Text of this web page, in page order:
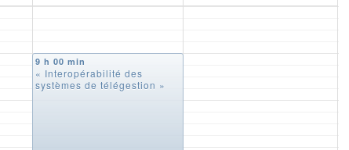
9 h 00 min
« Interopérabilité des
systèmes de télégestion »